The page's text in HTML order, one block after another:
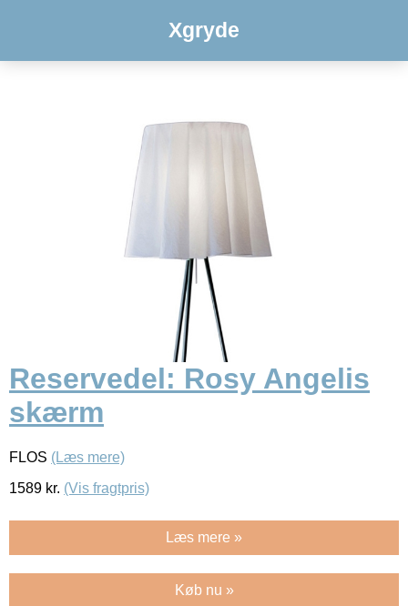
Xgryde
Reservedel: Rosy Angelis
skærm
FLOS (Læs mere)
1589 kr. (Vis fragtpris)
Læs mere »
Køb nu »